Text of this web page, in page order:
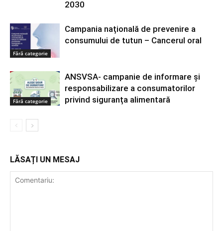
2030
Fără categorie
Campania națională de prevenire a
consumului de tutun – Cancerul oral
Fără categorie
ANSVSA- campanie de informare și
responsabilizare a consumatorilor
privind siguranța alimentară
LĂSAȚI UN MESAJ